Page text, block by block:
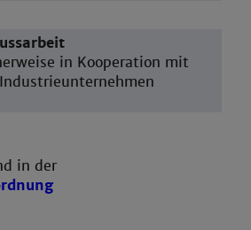
in Kooperation mit
in der